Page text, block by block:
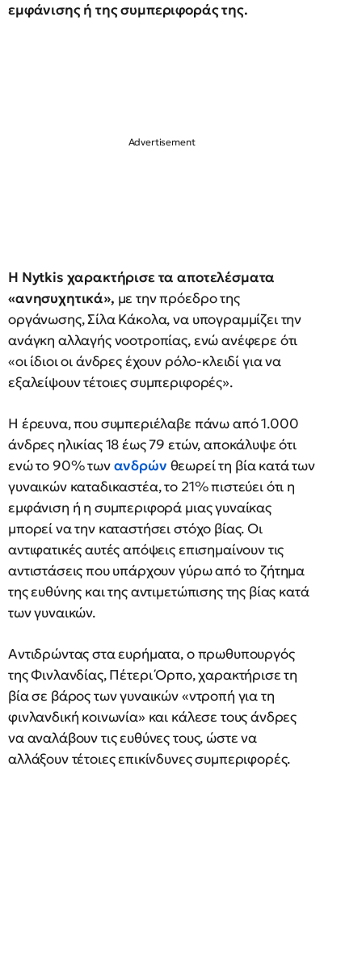
εμφάνισης ή της συμπεριφοράς της.
Η Nytkis χαρακτήρισε τα αποτελέσματα
«ανησυχητικά», με την πρόεδρο της
οργάνωσης, Σίλα Κάκολα, να υπογραμμίζει την
ανάγκη αλλαγής νοοτροπίας, ενώ ανέφερε ότι
«οι ίδιοι οι άνδρες έχουν ρόλο-κλειδί για να
εξαλείψουν τέτοιες συμπεριφορές».
Η έρευνα, που συμπεριέλαβε πάνω από 1.000
άνδρες ηλικίας 18 έως 79 ετών, αποκάλυψε ότι
ενώ το 90% τωνανδρών θεωρεί τη βία κατά των
γυναικών καταδικαστέα, το 21% πιστεύει ότι η
εμφάνιση ή η συμπεριφορά μιας γυναίκας
μπορεί να την καταστήσει στόχο βίας. Οι
αντιφατικές αυτές απόψεις επισημαίνουν τις
αντιστάσεις που υπάρχουν γύρω από το ζήτημα
της ευθύνης και της αντιμετώπισης της βίας κατά
των γυναικών.
Αντιδρώντας στα ευρήματα, ο πρωθυπουργός
της Φινλανδίας, Πέτερι Όρπο, χαρακτήρισε τη
βία σε βάρος των γυναικών «ντροπή για τη
φινλανδική κοινωνία» και κάλεσε τους άνδρες
να αναλάβουν τις ευθύνες τους, ώστε να
αλλάξουν τέτοιες επικίνδυνες συμπεριφορές.